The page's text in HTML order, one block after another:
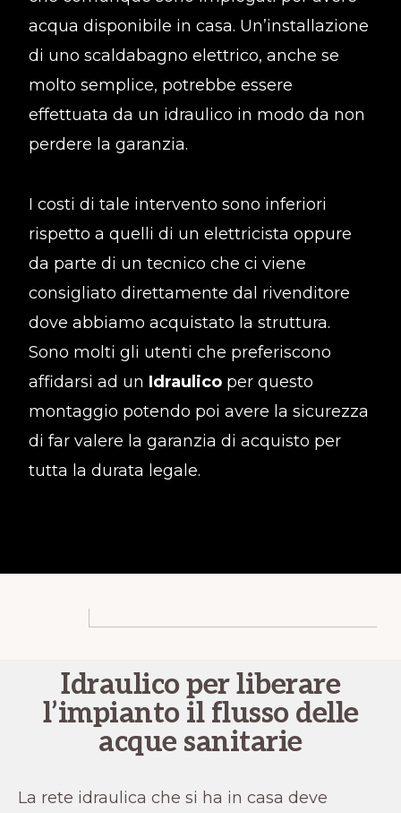
acqua disponibile in casa. Un’installazione
di uno scaldabagno elettrico, anche se
molto semplice, potrebbe essere
effettuata da un idraulico in modo da non
perdere la garanzia.
I costi di tale intervento sono inferiori
rispetto a quelli di un elettricista oppure
da parte di un tecnico che ci viene
consigliato direttamente dal rivenditore
dove abbiamo acquistato la struttura.
Sono molti gli utenti che preferiscono
affidarsi ad un Idraulicoper questo
montaggio potendo poi avere la sicurezza
di far valere la garanzia di acquisto per
tutta la durata legale.
Idraulico per liberare
l’impianto il flusso delle
acque sanitarie
La rete idraulica che si ha in casa deve